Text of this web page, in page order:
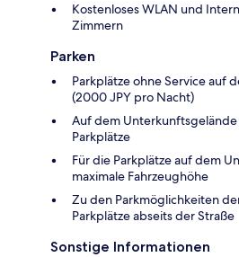
Kostenloses WLAN und
Zimmern
Parken
Parkplätze ohne Service auf
(2000 JPY pro Nacht)
Auf dem
Parkplätze
Für die Parkplätze auf dem
maximale Fahrzeughöhe
Zu den Parkmöglichkeiten
Parkplätze abseits der Straße
Sonstige Informationen